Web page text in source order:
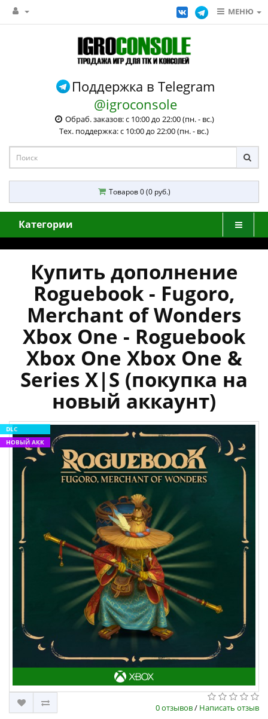
МЕНЮ
Поддержка в Telegram
@igroconsole
Обраб. заказов: с 10:00 до 22:00 (пн. - вс.)
Тех. поддержка: с 10:00 до 22:00 (пн. - вс.)
Товаров 0 (0 руб.)
Категории
Купить дополнение
Roguebook - Fugoro,
Merchant of Wonders
Xbox One - Roguebook
Xbox One Xbox One &
Series X|S (покупка на
новый аккаунт)
DLC
НОВЫЙ АКК
0 отзывов/ Написать отзыв